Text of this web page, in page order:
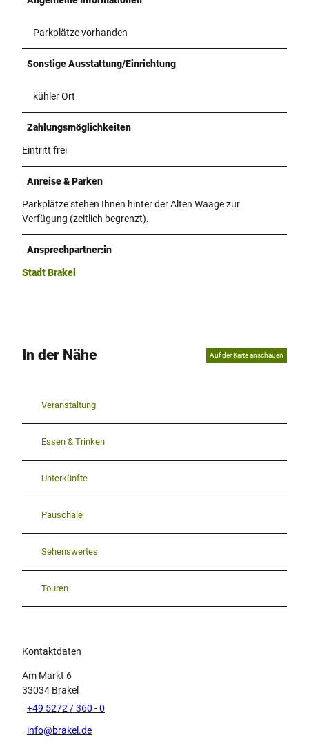
Parkplätze vorhanden
Sonstige Ausstattung/Einrichtung
kühler Ort
Zahlungsmöglichkeiten
Eintritt frei
Anreise & Parken
Parkplätze stehen Ihnen hinter der Alten Waage zur
Verfügung (zeitlich begrenzt).
Ansprechpartner:in
Stadt Brakel
In der Nähe Auf der Karte anschauen
Veranstaltung
Essen & Trinken
Unterkünfte
Pauschale
Sehenswertes
Touren
Kontaktdaten
Am Markt 6
33034 Brakel
+49 5272 / 360 - 0
info@brakel.de